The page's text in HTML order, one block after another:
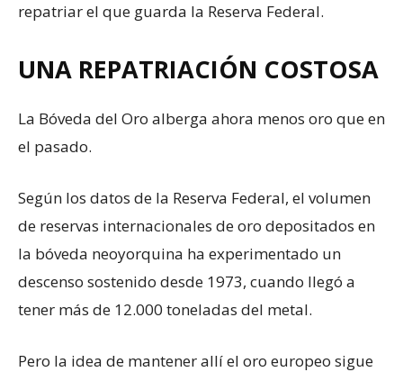
repatriar el que guarda la Reserva Federal.
UNA REPATRIACIÓN COSTOSA
La Bóveda del Oro alberga ahora menos oro que en
el pasado.
Según los datos de la Reserva Federal, el volumen
de reservas internacionales de oro depositados en
la bóveda neoyorquina ha experimentado un
descenso sostenido desde 1973, cuando llegó a
tener más de 12.000 toneladas del metal.
Pero la idea de mantener allí el oro europeo sigue